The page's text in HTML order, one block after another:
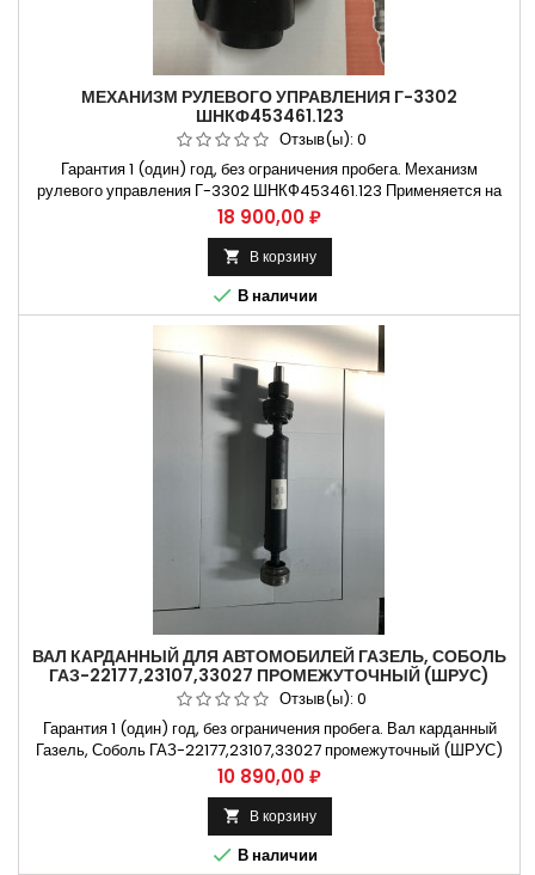
МЕХАНИЗМ РУЛЕВОГО УПРАВЛЕНИЯ Г-3302
ШНКФ453461.123
Отзыв(ы): 0
Гарантия 1 (один) год, без ограничения пробега. Механизм
рулевого управления Г-3302 ШНКФ453461.123 Применяется на
автомобилях газ 3302 , газ 2217 , газель бизнес Не требующая
установки на СТО. Способы оплаты Безналичный расчет, оплата
банковской картой Бесплатная доставка:. Москва и Н.Новгород.
Владимир и Ульяновск...
Цена
18 900,00 ₽
 В корзину
 В наличии
ВАЛ КАРДАННЫЙ ДЛЯ АВТОМОБИЛЕЙ ГАЗЕЛЬ, СОБОЛЬ
ГАЗ-22177,23107,33027 ПРОМЕЖУТОЧНЫЙ (ШРУС)
736ММ 5022380
Отзыв(ы): 0
Гарантия 1 (один) год, без ограничения пробега. Вал карданный
Газель, Соболь ГАЗ-22177,23107,33027 промежуточный (ШРУС)
=736мм Применяется на автомобилях Газ-3302. Газ-33027.
Газ-33021. Не требующая установки на СТО. Способы оплаты
Безналичный расчет, оплата банковской картой
Цена
10 890,00 ₽
 В корзину
 В наличии